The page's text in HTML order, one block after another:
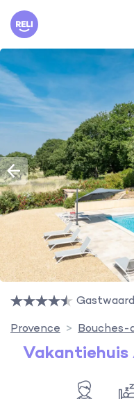
Reli
Provence
Bouches-
Vakantiehuis